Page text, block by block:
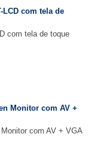
com tela de
com tela de toque
Monitor com AV +
com AV + VGA